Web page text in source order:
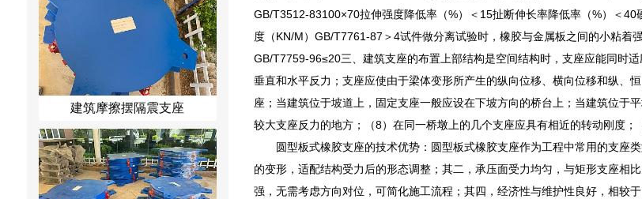
建筑摩擦摆隔震支座
GB/T3512-83100×70拉伸强度降低率（%）＜15扯断伸长率降低率（%）＜
度（KN/M）GB/T7761-87＞4试件做分离试验时，橡胶与金属板之间的小粘
GB/T7759-96≤20三、建筑支座的布置上部结构是空间结构时，支座应能同时
垂直和水平反力；支座应使由于梁体变形所产生的纵向位移、横向位移和纵、
座；当建筑位于坡道上，固定支座一般应设在下坡方向的桥台上；当建筑位于
较大支座反力的地方；（8）在同一桥墩上的几个支座应具有相近的转动刚度
圆型板式橡胶支座的技术优势：圆型板式橡胶支座作为工程中常用的支座
的变形，适配结构受力后的形态调整；其二，承压面受力均匀，与矩形支座相
强，无需考虑方向对位，可简化施工流程；其四，经济性与维护性良好，相较